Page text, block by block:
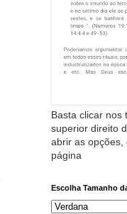
Basta clicar nos
superior direito
abrir as opções,
página
Escolha Tamanho